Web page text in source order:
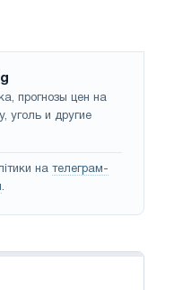
прогнозы цен на
уголь и другие
на телеграм-
.